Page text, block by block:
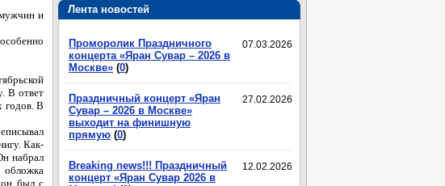
мужчин и
В ответ
годов. В
Как-
набрал
обложка
он был с
Лента новостей
07.03.2026
Проморолик Праздничного
концерта «Яран Сувар – 2026 в
Москве» (0)
27.02.2026
Праздничный концерт «Яран
Сувар – 2026 в Москве»
выходит на финишную
прямую (0)
12.02.2026
Breaking news!!! Праздничный
концерт «Яран Сувар 2026 в